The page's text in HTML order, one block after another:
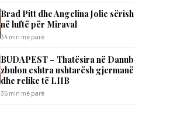
Brad Pitt dhe Angelina Jolie sërish
në luftë për Miraval
34 min më parë
BUDAPEST – Thatësira në Danub
zbulon eshtra ushtarësh gjermanë
dhe relike të LIIB
35 min më parë